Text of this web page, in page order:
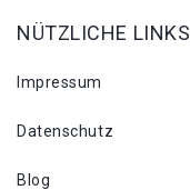
NÜTZLICHE LINKS
Impressum
Datenschutz
Blog